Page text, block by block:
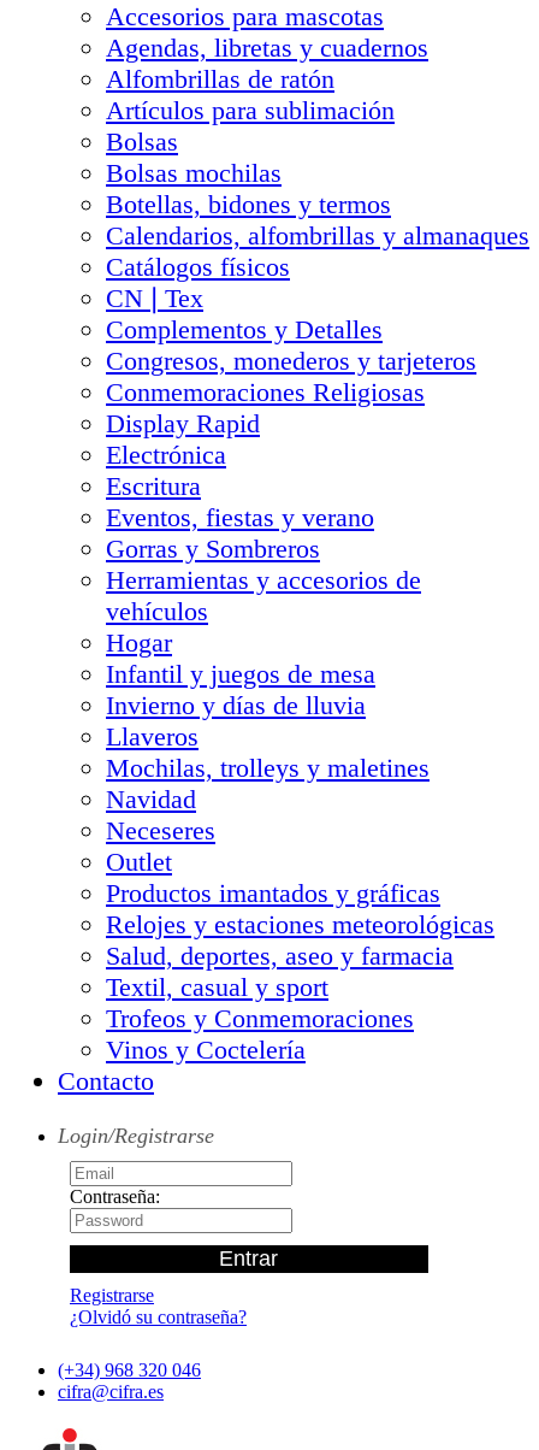
Accesorios para mascotas
Agendas, libretas y cuadernos
Alfombrillas de ratón
Artículos para sublimación
Bolsas
Bolsas mochilas
Botellas, bidones y termos
Calendarios, alfombrillas y almanaques
Catálogos físicos
CN❘Tex
Complementos y Detalles
Congresos, monederos y tarjeteros
Conmemoraciones Religiosas
Display Rapid
Electrónica
Escritura
Eventos, fiestas y verano
Gorras y Sombreros
Herramientas y accesorios de
vehículos
Hogar
Infantil y juegos de mesa
Invierno y días de lluvia
Llaveros
Mochilas, trolleys y maletines
Navidad
Neceseres
Outlet
Productos imantados y gráficas
Relojes y estaciones meteorológicas
Salud, deportes, aseo y farmacia
Textil, casual y sport
Trofeos y Conmemoraciones
Vinos y Coctelería
Contacto
Login/Registrarse
Contraseña:
Registrarse
¿Olvidó su contraseña?
(+34) 968 320 046
cifra@cifra.es